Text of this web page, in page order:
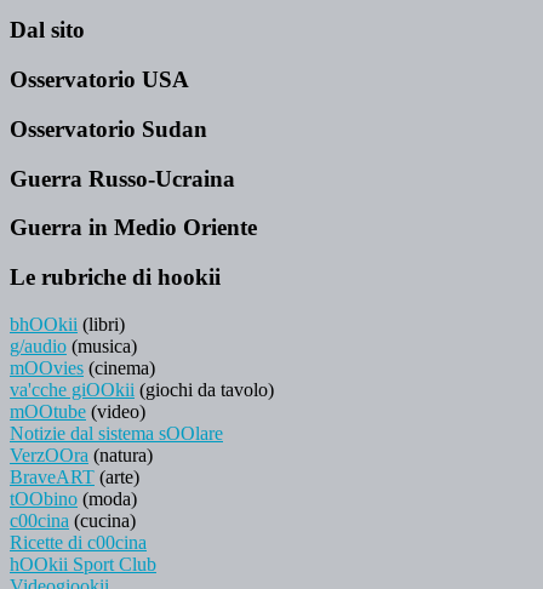
Dal sito
Osservatorio USA
Osservatorio Sudan
Guerra Russo-Ucraina
Guerra in Medio Oriente
Le rubriche di hookii
bhOOkii (libri)
g/audio (musica)
mOOvies (cinema)
va'cche giOOkii (giochi da tavolo)
mOOtube (video)
Notizie dal sistema sOOlare
VerzOOra (natura)
BraveART (arte)
tOObino (moda)
c00cina (cucina)
Ricette di c00cina
hOOkii Sport Club